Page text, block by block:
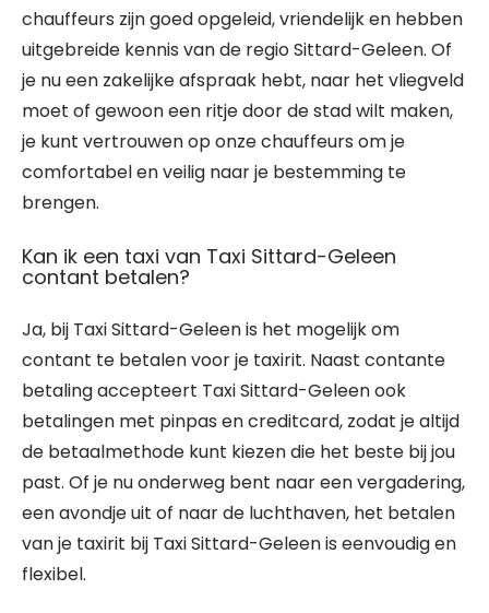
chauffeurs zijn goed opgeleid, vriendelijk en hebben
uitgebreide kennis van de regio Sittard-Geleen. Of
je nu een zakelijke afspraak hebt, naar het vliegveld
moet of gewoon een ritje door de stad wilt maken,
je kunt vertrouwen op onze chauffeurs om je
comfortabel en veilig naar je bestemming te
brengen.
Kan ik een taxi van Taxi Sittard-Geleen
contant betalen?
Ja, bij Taxi Sittard-Geleen is het mogelijk om
contant te betalen voor je taxirit. Naast contante
betaling accepteert Taxi Sittard-Geleen ook
betalingen met pinpas en creditcard, zodat je altijd
de betaalmethode kunt kiezen die het beste bij jou
past. Of je nu onderweg bent naar een vergadering,
een avondje uit of naar de luchthaven, het betalen
van je taxirit bij Taxi Sittard-Geleen is eenvoudig en
flexibel.